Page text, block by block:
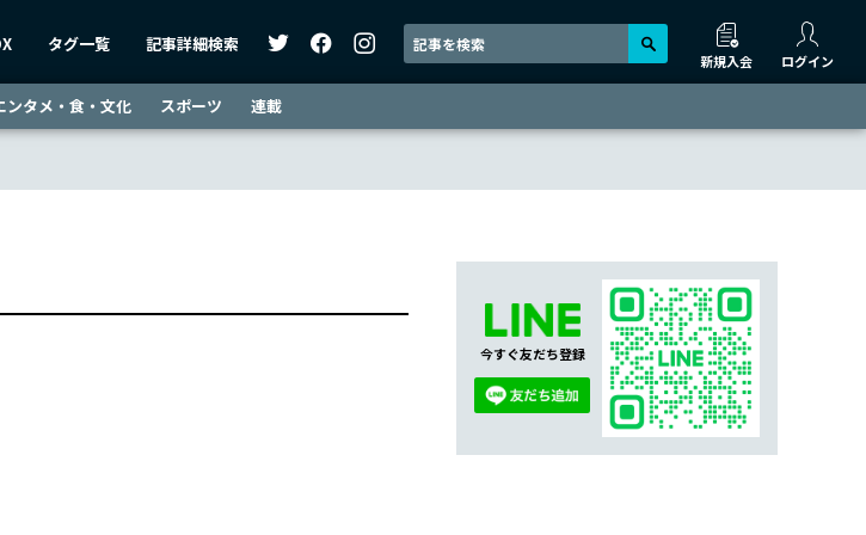
タグ一覧 記事詳細検索
新規入会 ログイン
ンタメ・食・文化 スポーツ 連載
今すぐ友だち登録